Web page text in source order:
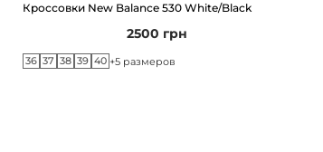
Кроссовки New Balance 530 White/Black
2500 грн
36 37 38 39 40 +5 размеров